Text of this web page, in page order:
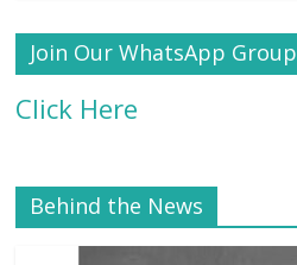
Join Our WhatsApp Group
Click Here
Behind the News